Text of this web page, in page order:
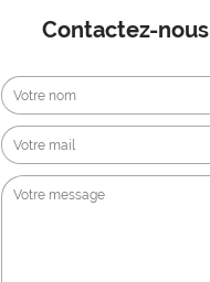
Contactez-nous
Nom
Votre
mail
Message